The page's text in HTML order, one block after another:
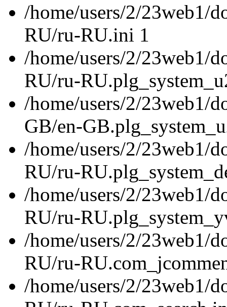
/home/users/2/23web1/
RU/ru-RU.ini 1
/home/users/2/23web1/
RU/ru-
/home/users/2/23web1/
GB/en-
/home/users/2/23web1/
RU/ru-
/home/users/2/23web1/
RU/ru-
/home/users/2/23web1/
RU/ru-
/home/users/2/23web1/